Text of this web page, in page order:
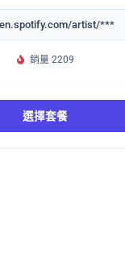
artist/***
銷量 2209
選擇套餐